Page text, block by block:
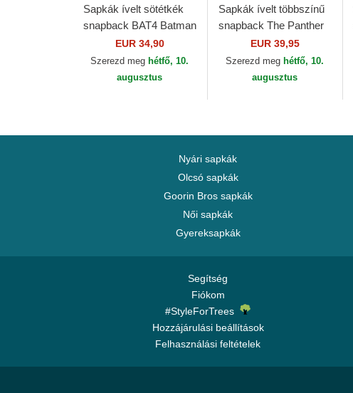
Sapkák ívelt sötétkék
snapback BAT4 Batman
DC Comics Capslab
EUR 34,90
Szerezd meg hétfő, 10.
augusztus
Sapkák ívelt többszínű
snapback The Panther
The Farm Goorin Bros.
EUR 39,95
Szerezd meg hétfő, 10.
augusztus
Nyári sapkák
Olcsó sapkák
Goorin Bros sapkák
Női sapkák
Gyereksapkák
Segítség
Fiókom
#StyleForTrees
Hozzájárulási beállítások
Felhasználási feltételek